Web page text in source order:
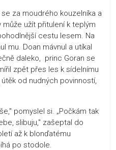
za moudrého kouzelníka a
užít přitulení k teplým
cestu lesem. Na
mu. Doan mávnul a utíkal
daleko, princ Goran se
zpět přes les k sídelnímu
od nudných povinností,
pomyslel si. „Počkám tak
slibuju," zašeptal do
až k blonďatému
po stodole.